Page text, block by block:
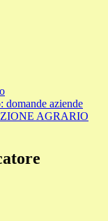
domande aziende
AGRARIO